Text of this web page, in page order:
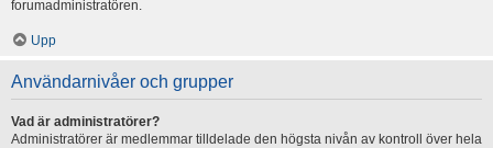
forumadministratören.
Upp
Användarnivåer och grupper
Vad är administratörer?
Administratörer är medlemmar tilldelade den högsta nivån av kontroll över hela